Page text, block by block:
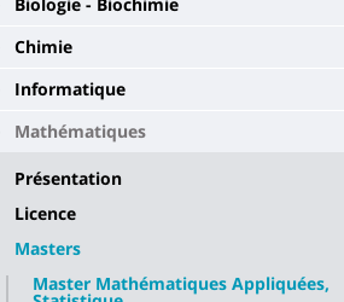
Chimie
Informatique
Mathématiques
Présentation
Licence
Masters
Master Mathématiques Appliquées,